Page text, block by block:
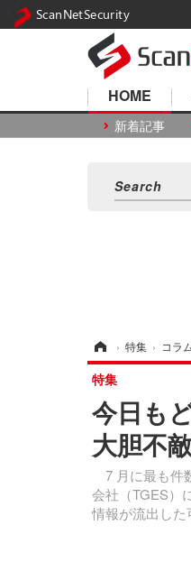
HOME
新着記事
› 特集 › コラ
今日も
大胆不
7 月に最も件
会社（TGES）
情報が流出した
特集
ScanNetSecurity